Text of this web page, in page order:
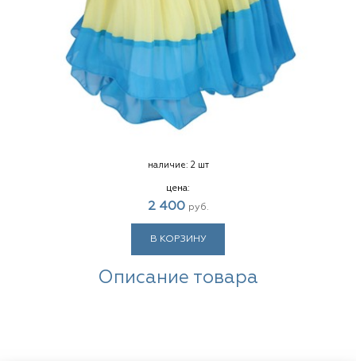
наличие: 2 шт
цена:
2 400 руб.
В КОРЗИНУ
Описание товара